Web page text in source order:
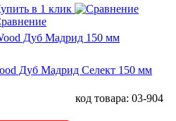
в 1 клик
Дуб Мадрид Селект 150 мм
код товара: 03-904